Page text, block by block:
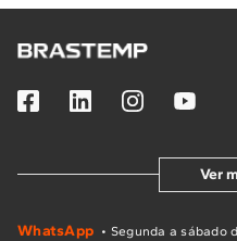
Ver
WhatsApp • Segunda a sábado